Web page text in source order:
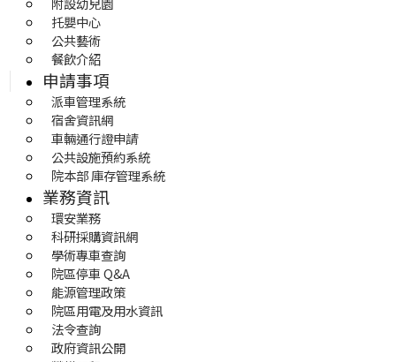
托嬰中心
公共藝術
餐飲介紹
申請事項
派車管理系統
宿舍資訊網
車輛通行證申請
公共設施預約系統
院本部 庫存管理系統
業務資訊
環安業務
科研採購資訊網
學術專車查詢
院區停車 Q&A
能源管理政策
院區用電及用水資訊
法令查詢
政府資訊公開